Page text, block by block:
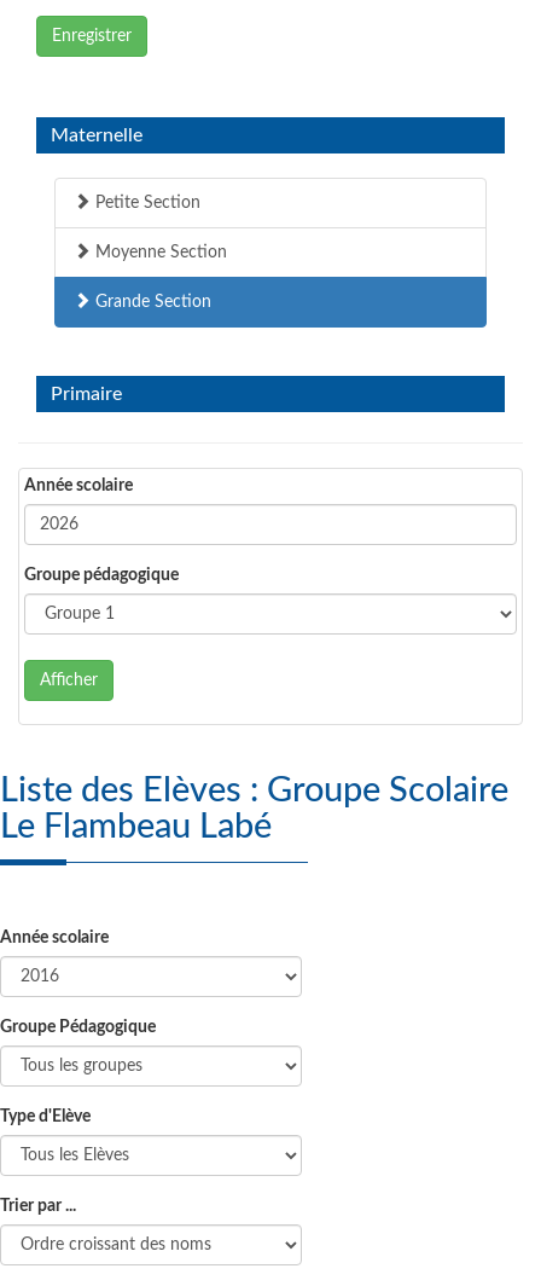
Enregistrer
Maternelle
Petite Section
Moyenne Section
Grande Section
Primaire
Année scolaire
Groupe pédagogique
Afficher
Liste des Elèves : Groupe Scolaire
Le Flambeau Labé
Année scolaire
Groupe Pédagogique
Type d'Elève
Trier par ...